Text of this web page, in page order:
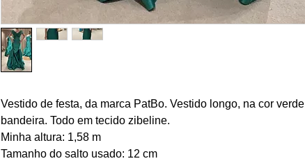
Vestido de festa, da marca PatBo. Vestido longo, na cor verde
bandeira. Todo em tecido zibeline.
Minha altura: 1,58 m
Tamanho do salto usado: 12 cm